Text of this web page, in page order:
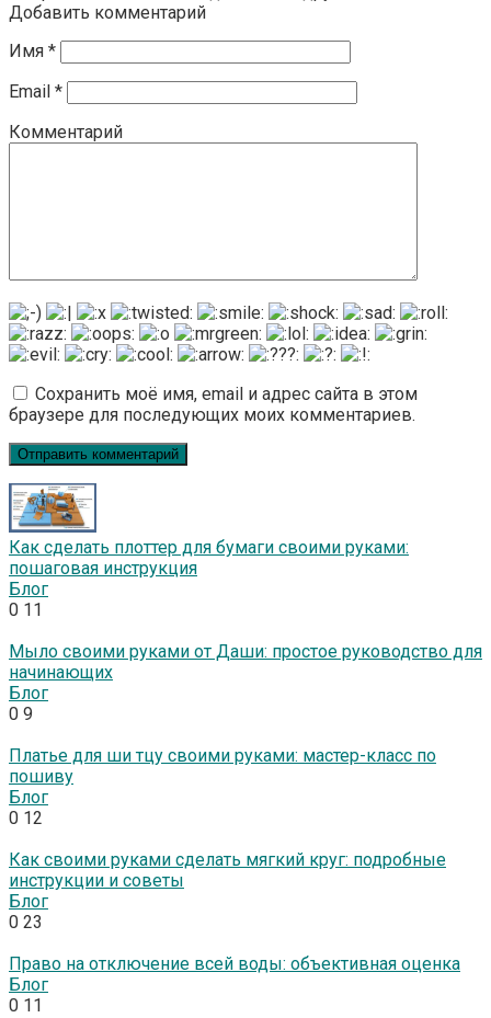
Добавить комментарий
Имя *
Email *
Комментарий
Сохранить моё имя, email и адрес сайта в этом
браузере для последующих моих комментариев.
Как сделать плоттер для бумаги своими руками:
пошаговая инструкция
Блог
0 11
Мыло своими руками от Даши: простое руководство для
начинающих
Блог
0 9
Платье для ши тцу своими руками: мастер-класс по
пошиву
Блог
0 12
Как своими руками сделать мягкий круг: подробные
инструкции и советы
Блог
0 23
Право на отключение всей воды: объективная оценка
Блог
0 11